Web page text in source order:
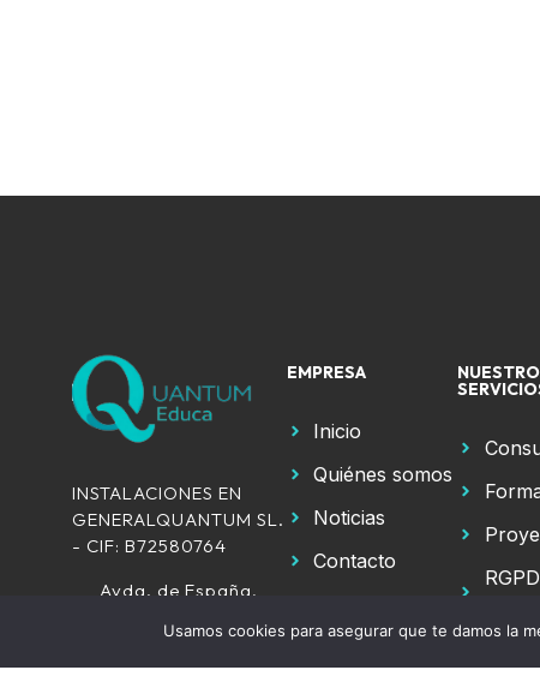
INSTALACIONES EN
GENERALQUANTUM SL.
- CIF: B72580764
Avda. de España,
41704 – Dos
EMPRESA
Inicio
Quiénes somos
Noticias
Contacto
Usamos cookies para asegurar que te damos la